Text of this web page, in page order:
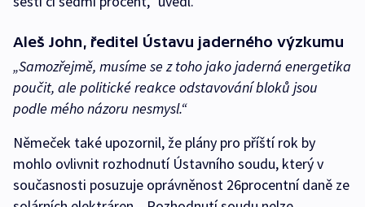
Aleš John, ředitel Ústavu jaderného výzkumu
„Samozřejmě, musíme se z toho jako jaderná energetika
poučit, ale politické reakce odstavování bloků jsou
podle mého názoru nesmysl.“
Němeček také upozornil, že plány pro příští rok by
mohlo ovlivnit rozhodnutí Ústavního soudu, který v
současnosti posuzuje oprávněnost 26procentní daně ze